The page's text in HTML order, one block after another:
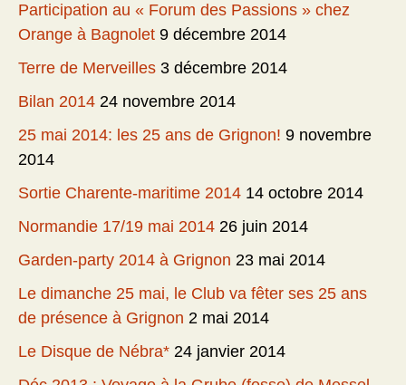
Participation au « Forum des Passions » chez
Orange à Bagnolet 9 décembre 2014
Terre de Merveilles 3 décembre 2014
Bilan 2014 24 novembre 2014
25 mai 2014: les 25 ans de Grignon! 9 novembre
2014
Sortie Charente-maritime 2014 14 octobre 2014
Normandie 17/19 mai 2014 26 juin 2014
Garden-party 2014 à Grignon 23 mai 2014
Le dimanche 25 mai, le Club va fêter ses 25 ans
de présence à Grignon 2 mai 2014
Le Disque de Nébra* 24 janvier 2014